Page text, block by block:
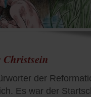
der
Es war der